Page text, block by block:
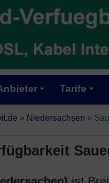
Tarife
» Niedersachsen »